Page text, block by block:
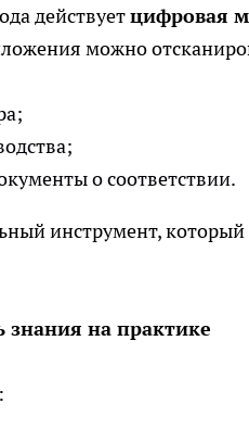
действуетцифровая
можно
о соответствии.
инструмент,
на практике